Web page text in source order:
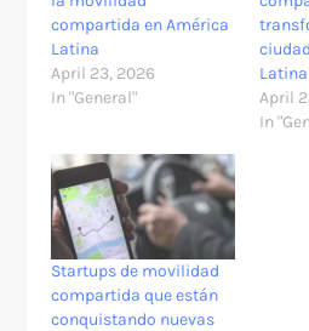
compartida en América
Latina
April 23, 2026
In "General"
Latina
April
In
Startups de movilidad
compartida que están
conquistando nuevas